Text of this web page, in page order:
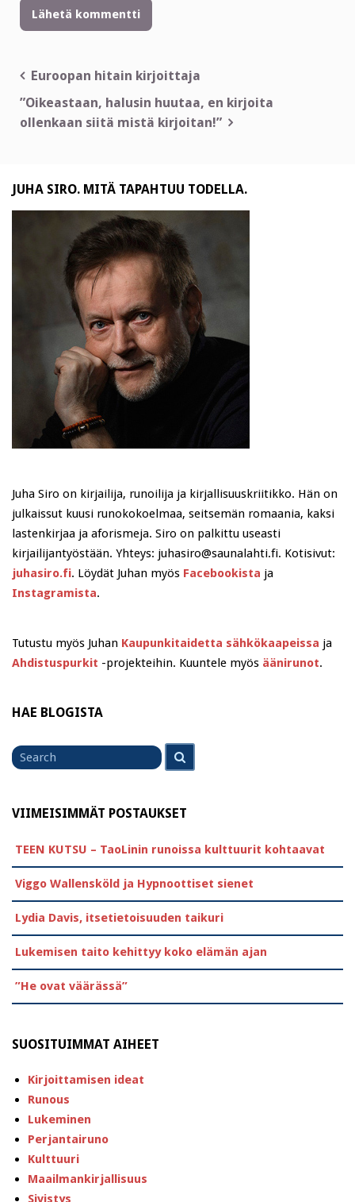
Artikkelien
selaus
Euroopan hitain kirjoittaja
”Oikeastaan, halusin huutaa, en kirjoita
ollenkaan siitä mistä kirjoitan!”
JUHA SIRO. MITÄ TAPAHTUU TODELLA.
Juha Siro on kirjailija, runoilija ja kirjallisuuskriitikko. Hän on
julkaissut kuusi runokokoelmaa, seitsemän romaania, kaksi
lastenkirjaa ja aforismeja. Siro on palkittu useasti
kirjailijantyöstään. Yhteys: juhasiro@saunalahti.fi. Kotisivut:
juhasiro.fi. Löydät Juhan myös Facebookista ja
Instagramista.
Tutustu myös Juhan Kaupunkitaidetta sähkökaapeissa ja
Ahdistuspurkit -projekteihin. Kuuntele myös äänirunot.
HAE BLOGISTA
Search
for
VIIMEISIMMÄT POSTAUKSET
TEEN KUTSU – TaoLinin runoissa kulttuurit kohtaavat
Viggo Wallensköld ja Hypnoottiset sienet
Lydia Davis, itsetietoisuuden taikuri
Lukemisen taito kehittyy koko elämän ajan
”He ovat väärässä”
SUOSITUIMMAT AIHEET
Kirjoittamisen ideat
Runous
Lukeminen
Perjantairuno
Kulttuuri
Maailmankirjallisuus
Sivistys